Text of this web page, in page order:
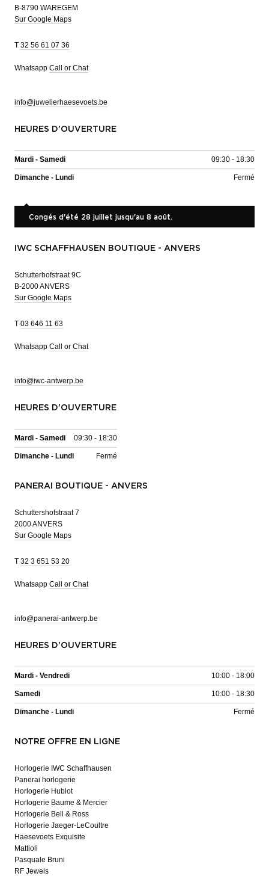
B-8790 WAREGEM
Sur Google Maps
T 32 56 61 07 36
Whatsapp Call or Chat
info@juwelierhaesevoets.be
HEURES D'OUVERTURE
Mardi - Samedi 09:30 - 18:30
Dimanche - Lundi Fermé
Congés d'été 28 juillet jusqu'au 8 août.
IWC SCHAFFHAUSEN BOUTIQUE - ANVERS
Schutterhofstraat 9C
B-2000 ANVERS
Sur Google Maps
T 03 646 11 63
Whatsapp Call or Chat
info@iwc-antwerp.be
HEURES D'OUVERTURE
Mardi - Samedi 09:30 - 18:30
Dimanche - Lundi Fermé
PANERAI BOUTIQUE - ANVERS
Schuttershofstraat 7
2000 ANVERS
Sur Google Maps
T 32 3 651 53 20
Whatsapp Call or Chat
info@panerai-antwerp.be
HEURES D'OUVERTURE
Mardi - Vendredi 10:00 - 18:00
Samedi 10:00 - 18:30
Dimanche - Lundi Fermé
NOTRE OFFRE EN LIGNE
Horlogerie IWC Schaffhausen
Panerai horlogerie
Horlogerie Hublot
Horlogerie Baume & Mercier
Horlogerie Bell & Ross
Horlogerie Jaeger-LeCoultre
Haesevoets Exquisite
Mattioli
Pasquale Bruni
RF Jewels